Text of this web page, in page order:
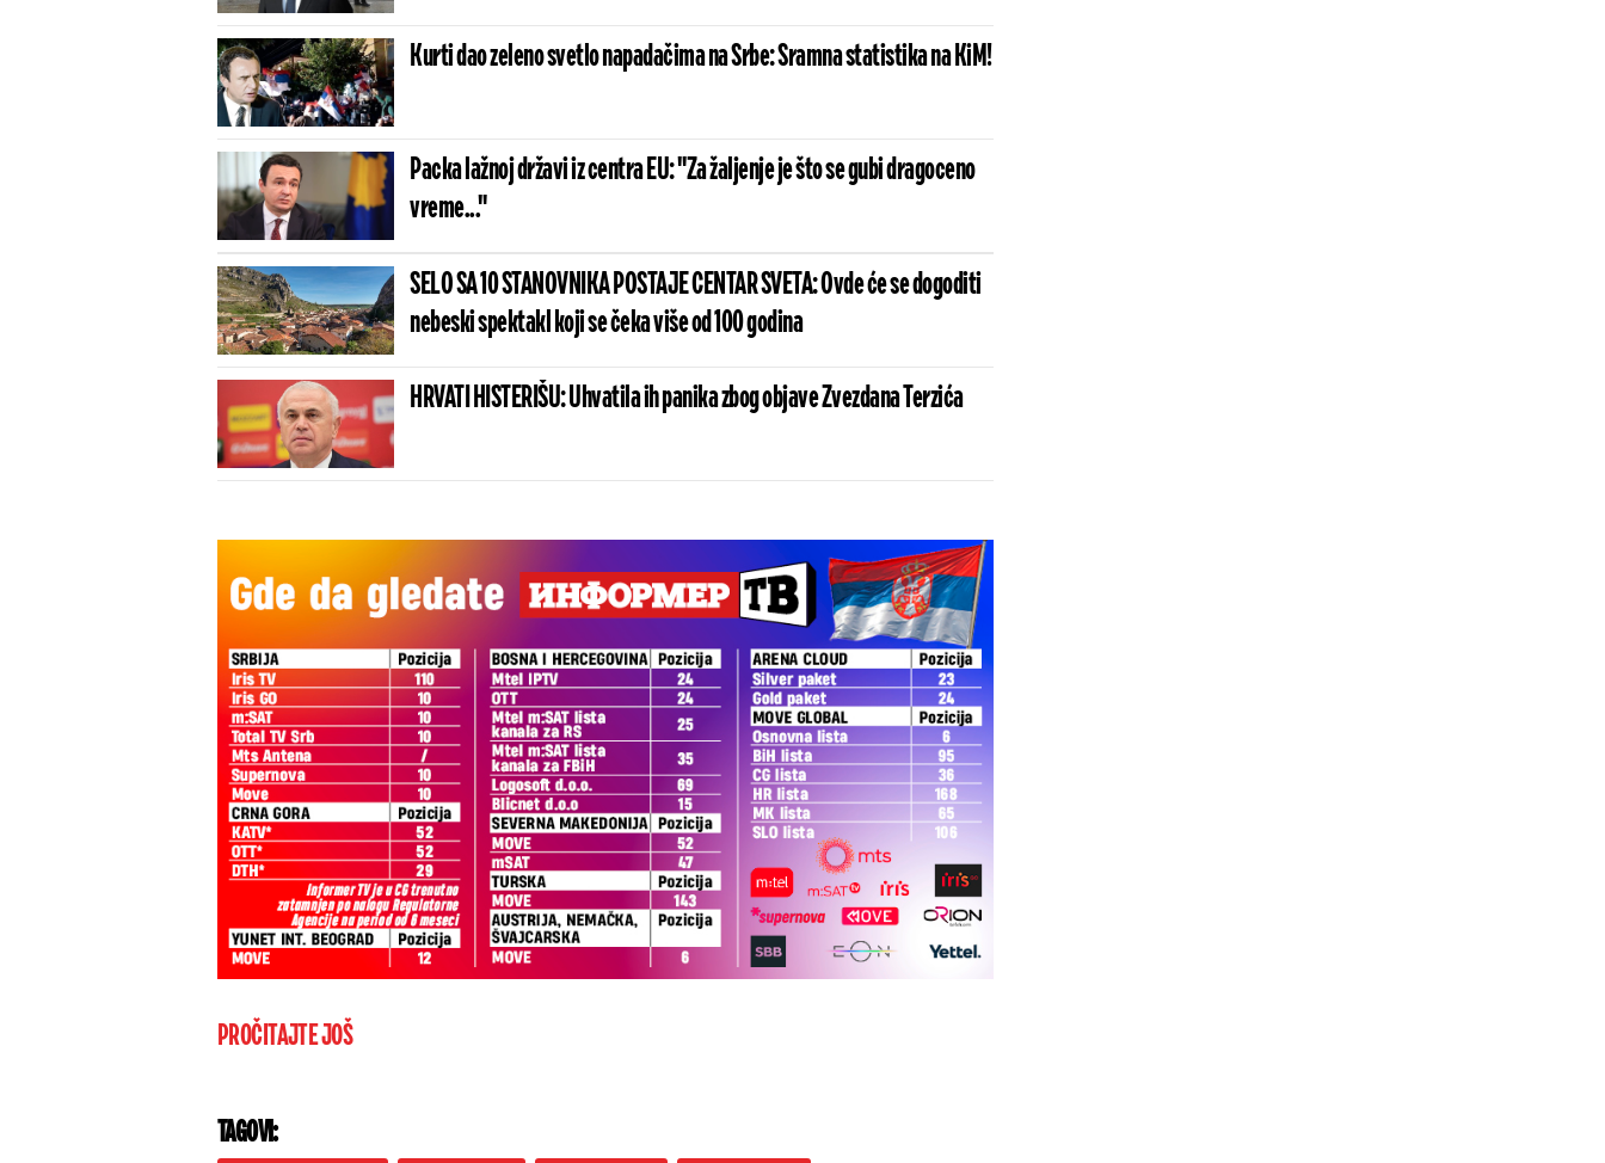
Kurti dao zeleno svetlo napadačima na Srbe: Sramna statistika na KiM!
Packa lažnoj državi iz centra EU: "Za žaljenje je što se gubi dragoceno
vreme..."
SELO SA 10 STANOVNIKA POSTAJE CENTAR SVETA: Ovde će se dogoditi
nebeski spektakl koji se čeka više od 100 godina
HRVATI HISTERIŠU: Uhvatila ih panika zbog objave Zvezdana Terzića
PROČITAJTE JOŠ
TAGOVI: